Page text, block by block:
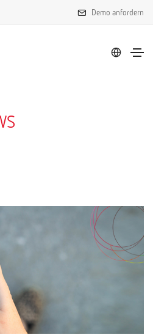
Demo anfordern